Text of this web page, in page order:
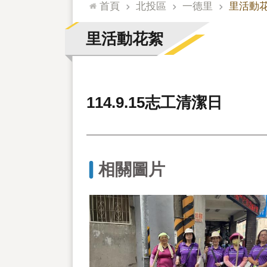
首頁 北投區 一德里 里活動
里活動花絮
114.9.15志工清潔日
相關圖片